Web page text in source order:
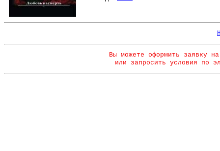
Вы можете оформить заявку
или запросить условия по